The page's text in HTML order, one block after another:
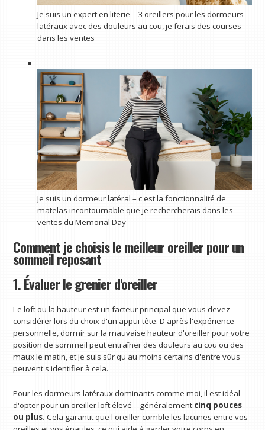
Je suis un expert en literie – 3 oreillers pour les dormeurs
latéraux avec des douleurs au cou, je ferais des courses
dans les ventes
Je suis un dormeur latéral – c'est la fonctionnalité de
matelas incontournable que je rechercherais dans les
ventes du Memorial Day
Comment je choisis le meilleur oreiller pour un
sommeil reposant
1. Évaluer le grenier d'oreiller
Le loft ou la hauteur est un facteur principal que vous devez
considérer lors du choix d'un appui-tête. D'après l'expérience
personnelle, dormir sur la mauvaise hauteur d'oreiller pour votre
position de sommeil peut entraîner des douleurs au cou ou des
maux le matin, et je suis sûr qu'au moins certains d'entre vous
peuvent s'identifier à cela.
Pour les dormeurs latéraux dominants comme moi, il est idéal
d'opter pour un oreiller loft élevé – généralement cinq pouces
ou plus. Cela garantit que l'oreiller comble les lacunes entre vos